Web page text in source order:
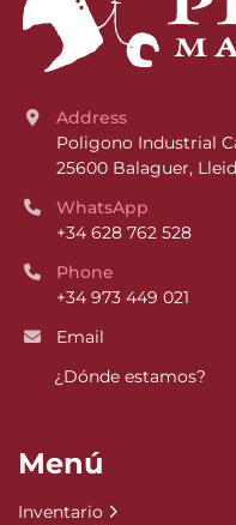
Address
Poligono Industrial
25600 Balaguer,
WhatsApp
+34 628 762 528
Phone
+34 973 449 021
Email
¿Dónde estamos?
Menú
Inventario